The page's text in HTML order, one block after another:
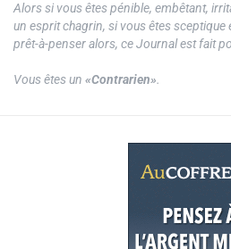
Alors si vous êtes pénible, embêtant,
un esprit chagrin, si vous êtes sceptique
prêt-à-penser alors, ce Journal est fait
Vous êtes un «Contrarien».